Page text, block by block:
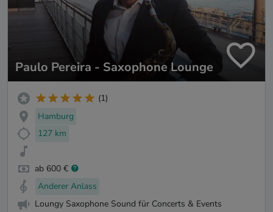
Paulo Pereira - Saxophone Lounge
(1)
Hamburg
127 km
ab 600 €
Anderer Anlass
Loungy Saxophone Sound für Concerts & Events